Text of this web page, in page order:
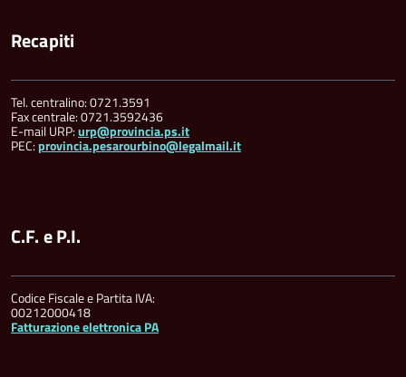
Recapiti
Tel. centralino: 0721.3591
Fax centrale: 0721.3592436
E-mail URP:urp@provincia.ps.it
PEC:provincia.pesarourbino@legalmail.it
C.F. e P.I.
Codice Fiscale e Partita IVA:
00212000418
Fatturazione elettronica PA